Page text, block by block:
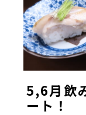
5,6月飲
ート！